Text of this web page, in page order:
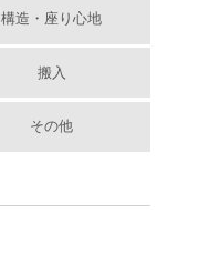
構造・座り心地
搬入
その他